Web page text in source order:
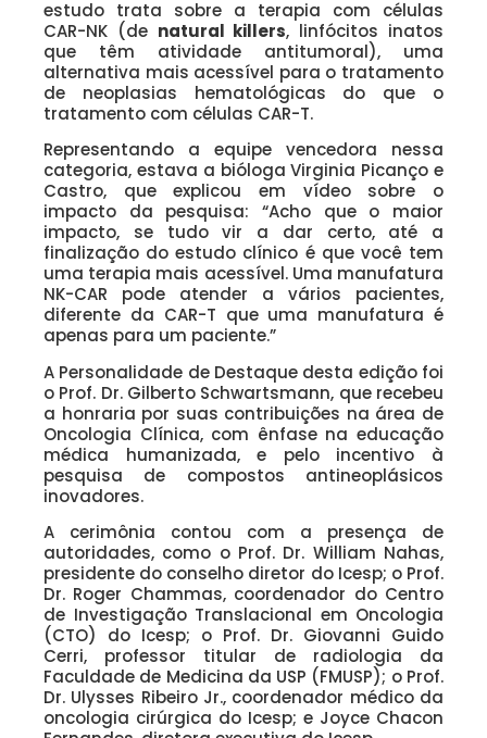
estudo trata sobre a terapia com células
CAR-NK (de natural killers, linfócitos inatos
que têm atividade antitumoral), uma
alternativa mais acessível para o tratamento
de neoplasias hematológicas do que o
tratamento com células CAR-T.
Representando a equipe vencedora nessa
categoria, estava a bióloga Virginia Picanço e
Castro, que explicou em vídeo sobre o
impacto da pesquisa: “Acho que o maior
impacto, se tudo vir a dar certo, até a
finalização do estudo clínico é que você tem
uma terapia mais acessível. Uma manufatura
NK-CAR pode atender a vários pacientes,
diferente da CAR-T que uma manufatura é
apenas para um paciente.”
A Personalidade de Destaque desta edição foi
o Prof. Dr. Gilberto Schwartsmann, que recebeu
a honraria por suas contribuições na área de
Oncologia Clínica, com ênfase na educação
médica humanizada, e pelo incentivo à
pesquisa de compostos antineoplásicos
inovadores.
A cerimônia contou com a presença de
autoridades, como o Prof. Dr. William Nahas,
presidente do conselho diretor do Icesp; o Prof.
Dr. Roger Chammas, coordenador do Centro
de Investigação Translacional em Oncologia
(CTO) do Icesp; o Prof. Dr. Giovanni Guido
Cerri, professor titular de radiologia da
Faculdade de Medicina da USP (FMUSP); o Prof.
Dr. Ulysses Ribeiro Jr., coordenador médico da
oncologia cirúrgica do Icesp; e Joyce Chacon